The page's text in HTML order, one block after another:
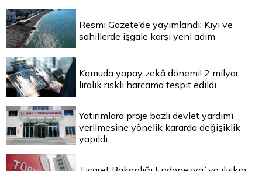
Resmi Gazete’de yayımlandı: Kıyı ve
sahillerde işgale karşı yeni adım
Kamuda yapay zekâ dönemi! 2 milyar
liralık riskli harcama tespit edildi
Yatırımlara proje bazlı devlet yardımı
verilmesine yönelik kararda değişiklik
yapıldı